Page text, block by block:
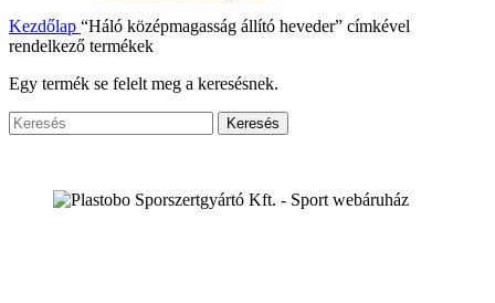
Kezdőlap “Háló középmagasság állító heveder” címkével
rendelkező termékek
Egy termék se felelt meg a keresésnek.
Keresés